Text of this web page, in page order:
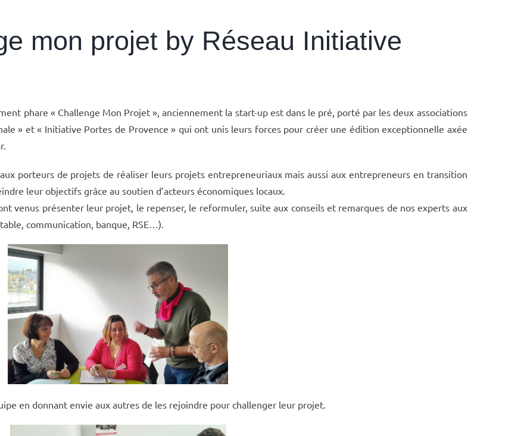
mon projet by Réseau Initiative
phare « Challenge Mon Projet », anciennement la start-up est dans le pré, porté par les deux associations
» et « Initiative Portes de Provence » qui ont unis leurs forces pour créer une édition exceptionnelle axée
porteurs de projets de réaliser leurs projets entrepreneuriaux mais aussi aux entrepreneurs en transition
leur objectifs grâce au soutien d’acteurs économiques locaux.
venus présenter leur projet, le repenser, le reformuler, suite aux conseils et remarques de nos experts aux
communication, banque, RSE…).
en donnant envie aux autres de les rejoindre pour challenger leur projet.